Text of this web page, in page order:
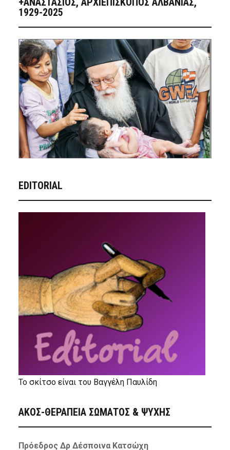
1929-2025
EDITORIAL
Το σκίτσο είναι του Βαγγέλη Παυλίδη
ΑΚΟΣ-ΘΕΡΑΠΕΙΑ ΣΩΜΑΤΟΣ & ΨΥΧΗΣ
Πρόεδρος Δρ Δέσποινα Κατσώχη